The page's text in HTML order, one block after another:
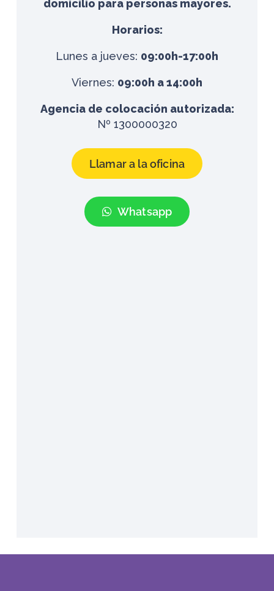
domicilio para personas mayores.
Horarios:
Lunes a jueves: 09:00h-17:00h
Viernes: 09:00h a 14:00h
Agencia de colocación autorizada:
Nº 1300000320
Llamar a la oficina
Whatsapp